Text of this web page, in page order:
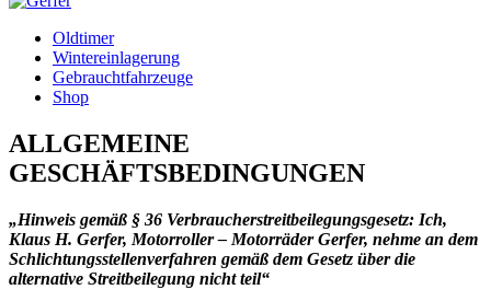
Oldtimer
Wintereinlagerung
Gebrauchtfahrzeuge
Shop
ALLGEMEINE
GESCHÄFTSBEDINGUNGEN
„Hinweis gemäß § 36 Verbraucherstreitbeilegungsgesetz: Ich,
Klaus H. Gerfer, Motorroller – Motorräder Gerfer, nehme an dem
Schlichtungsstellenverfahren gemäß dem Gesetz über die
alternative Streitbeilegung nicht teil“